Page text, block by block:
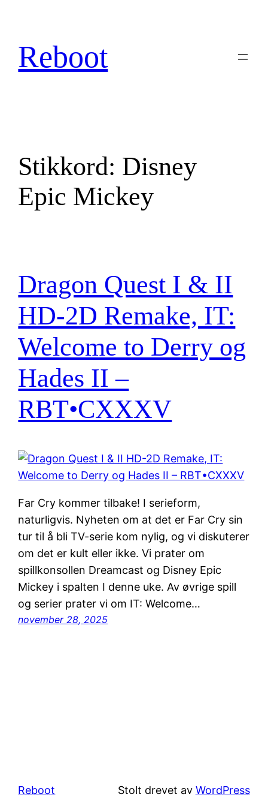
innhold
Reboot
Stikkord: Disney
Epic Mickey
Dragon Quest I & II
HD-2D Remake, IT:
Welcome to Derry og
Hades II –
RBT•CXXXV
Far Cry kommer tilbake! I serieform,
naturligvis. Nyheten om at det er Far Cry sin
tur til å bli TV-serie kom nylig, og vi diskuterer
om det er kult eller ikke. Vi prater om
spillkonsollen Dreamcast og Disney Epic
Mickey i spalten I denne uke. Av øvrige spill
og serier prater vi om IT: Welcome…
november 28, 2025
Reboot Stolt drevet av WordPress